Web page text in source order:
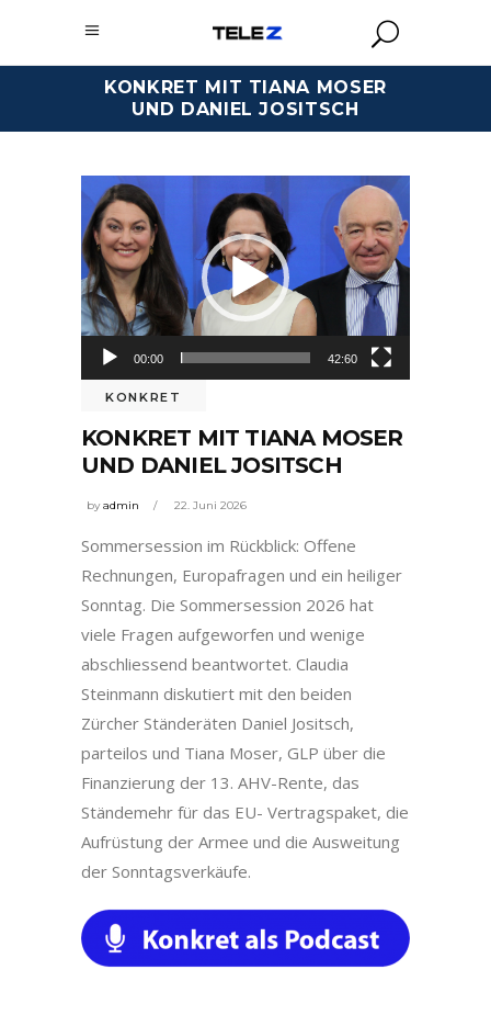
KONKRET MIT TIANA MOSER
UND DANIEL JOSITSCH
Video-
Player
00:00 42:60
KONKRET
KONKRET MIT TIANA MOSER
UND DANIEL JOSITSCH
byadmin 22. Juni 2026
Sommersession im Rückblick: Offene
Rechnungen, Europafragen und ein heiliger
Sonntag. Die Sommersession 2026 hat
viele Fragen aufgeworfen und wenige
abschliessend beantwortet. Claudia
Steinmann diskutiert mit den beiden
Zürcher Ständeräten Daniel Jositsch,
parteilos und Tiana Moser, GLP über die
Finanzierung der 13. AHV-Rente, das
Ständemehr für das EU- Vertragspaket, die
Aufrüstung der Armee und die Ausweitung
der Sonntagsverkäufe.